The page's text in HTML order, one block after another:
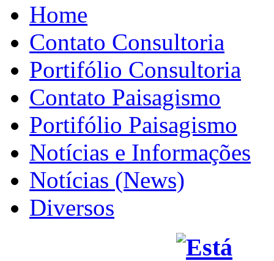
Home
Contato Consultoria
Portifólio Consultoria
Contato Paisagismo
Portifólio Paisagismo
Notícias e Informações
Notícias (News)
Diversos